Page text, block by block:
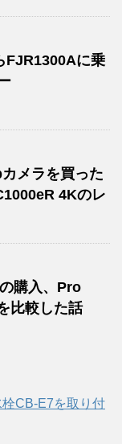
FJR1300Aに乗
メラを買った
4Kのレ
購入、Pro
比較した話
CB-E7を取り付